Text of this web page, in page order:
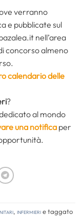
verranno
e pubblicate sul
nell’area
concorso almeno
calendario delle
?
al mondo
una notificaper
, Infermierie taggato